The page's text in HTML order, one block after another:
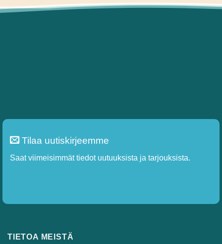
Tilaa uutiskirjeemme
Saat viimeisimmät tiedot uutuuksista ja tarjouksista.
TIETOA MEISTÄ